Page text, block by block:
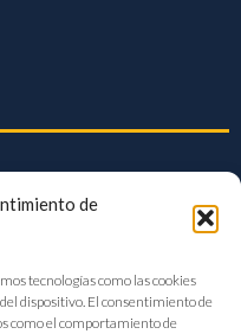
de
tecnologías como las cookies
dispositivo. El consentimiento de
como el comportamiento de